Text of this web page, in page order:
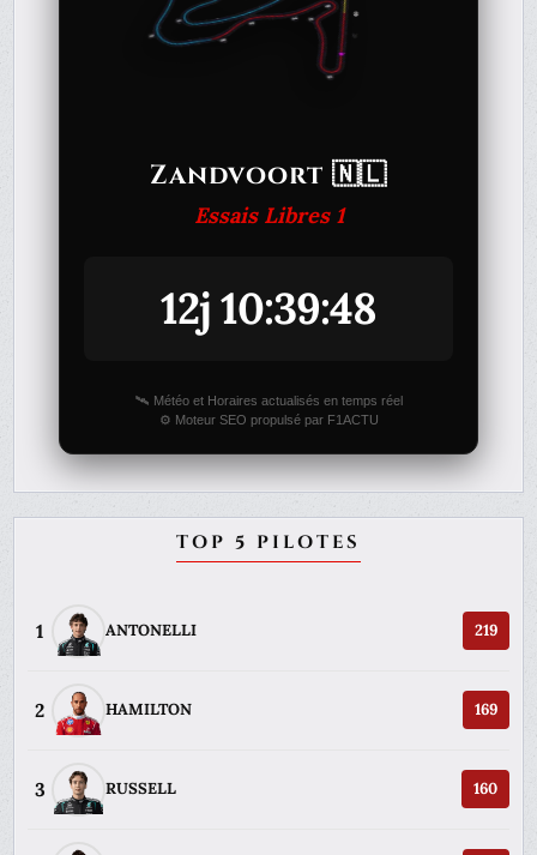
Zandvoort 🇳🇱
Essais Libres 1
12j 10:39:48
🛰️ Météo et Horaires actualisés en temps réel
⚙️ Moteur SEO propulsé par F1ACTU
TOP 5 PILOTES
1 ANTONELLI 219
2 HAMILTON 169
3 RUSSELL 160